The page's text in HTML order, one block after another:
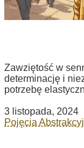
Zawziętość w
determinację i
potrzebę
3 listopada, 2024
Pojęcia